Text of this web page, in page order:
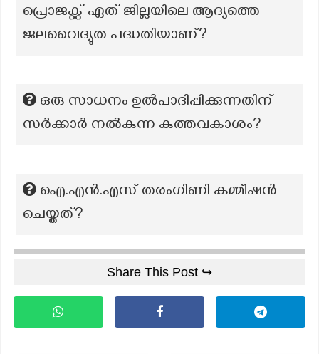
പ്രൊജക്റ്റ് ഏത് ജില്ലയിലെ ആദ്യത്തെ
ജലവൈദ്യുത പദ്ധതിയാണ്?
ഒരു സാധനം ഉൽപാദിപ്പിക്കുന്നതിന്
സർക്കാർ നൽകുന്ന കുത്തവകാശം?
ഐ.എൻ.എസ് തരംഗിണി കമ്മീഷൻ
ചെയ്തത്?
Share This Post ↪